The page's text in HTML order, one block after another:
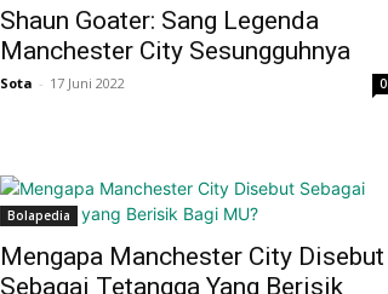
Shaun Goater: Sang Legenda
Manchester City Sesungguhnya
Sota - 17 Juni 2022 0
Bolapedia
Mengapa Manchester City Disebut
Sebagai Tetangga Yang Berisik